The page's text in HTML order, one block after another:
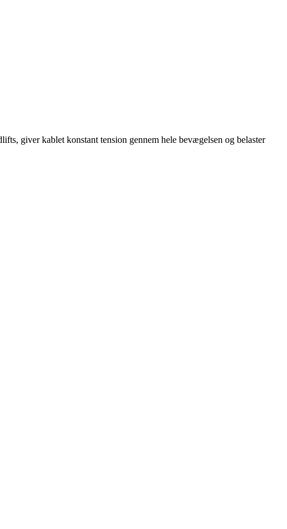
giver kablet konstant tension gennem hele bevægelsen og belaster